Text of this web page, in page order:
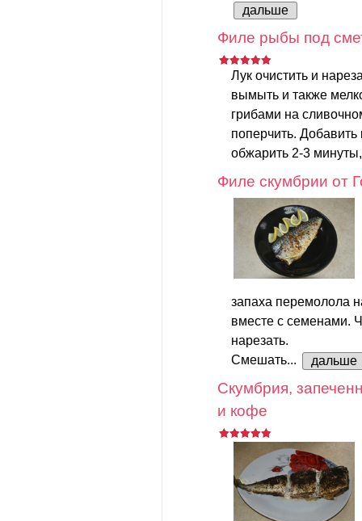
дальше
Филе рыбы под
Лук очистить и
вымыть и также
грибами на
поперчить.
обжарить 2-3
Филе скумбрии от
запаха перемолола
вместе с семенами.
нарезать.
Смешать...
дальше
Скумбрия,
и кофе